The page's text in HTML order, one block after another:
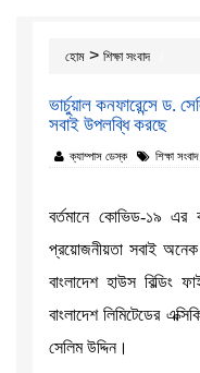
হোম > শিক্ষা সংবাদ
ভার্চুয়াল কনফারেন্সে ড.
সবাই উপলব্ধি করছে
ক্যাম্পাস ডেস্ক শিক্ষা সংবাদ
বর্তমানে কোভিড-১৯ এর
প্রয়োজনীয়তা সবাই অনেক
বাংলাদেশ হাউস বিল্ডিং
বাংলাদেশ লিমিটেডের
সেলিম উদ্দিন।